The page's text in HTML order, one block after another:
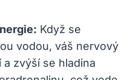
Když se
vodou, váš nervový
zvýší se hladina